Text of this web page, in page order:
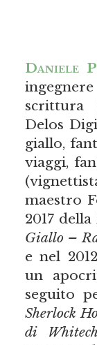
Daniele
scrittura
Delos
giallo,
viaggi,
maestro
2017
Giallo –
e nel
un
seguito
Sherlock
di